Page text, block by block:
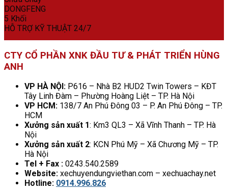
HỖ TRỢ KỸ THUẬT 24/7
CTY CỔ PHẦN XNK ĐẦU TƯ & PHÁT TRIỂN HÙNG
ANH
VP HÀ NỘI: P616 – Nhà B2 HUD2 Twin Towers – KĐT
Tây Linh Đàm – Phường Hoàng Liệt – TP. Hà Nội
VP HCM: 138/7 An Phú Đông 03 – P. An Phú Đông – TP.
HCM
Xưởng sản xuất 1: Km3 QL3 – Xã Vĩnh Thanh – TP. Hà
Nội
Xưởng sản xuất 2: KCN Phú Mỹ – Xã Chương Mỹ – TP.
Hà Nội
Tel + Fax : 0243.540.2589
Website: xechuyendungviethan.com – xechuachay.net
Hotline: 0914.996.826